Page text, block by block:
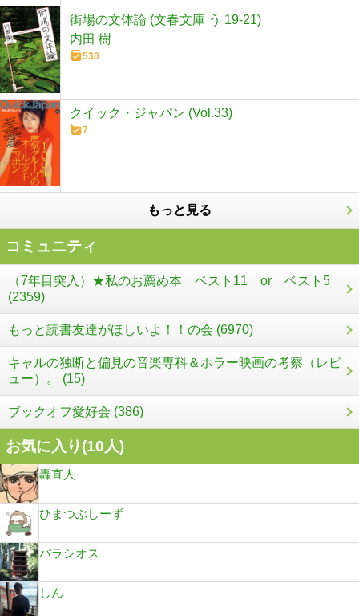
街場の文体論 (文春文庫 う 19-21)
内田 樹
530
クイック・ジャパン (Vol.33)
7
もっと見る
コミュニティ
（7年目突入）★私のお薦め本 ベスト11 or ベスト5
(2359)
もっと読書友達がほしいよ！！の会 (6970)
キャルの独断と偏見の音楽専科＆ホラー映画の考察（レビ
ュー）。 (15)
ブックオフ愛好会 (386)
お気に入り(10人)
轟直人
ひまつぶしーず
パラシオス
しん